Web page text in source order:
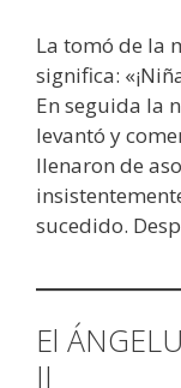
La tomó de la
significa:
En seguida la
levantó y
llenaron de
sucedido.
El
II